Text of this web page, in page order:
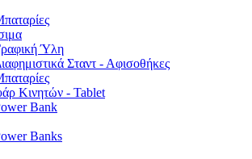
Ύλη
Σταντ - Αφισοθήκες
Κινητών - Tablet
Bank
Banks